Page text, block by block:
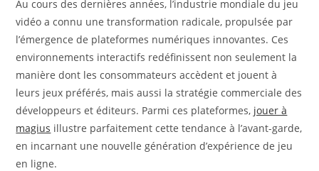
Au cours des dernières années, l’industrie mondiale du jeu
vidéo a connu une transformation radicale, propulsée par
l’émergence de plateformes numériques innovantes. Ces
environnements interactifs redéfinissent non seulement la
manière dont les consommateurs accèdent et jouent à
leurs jeux préférés, mais aussi la stratégie commerciale des
développeurs et éditeurs. Parmi ces plateformes, jouer à
magius illustre parfaitement cette tendance à l’avant-garde,
en incarnant une nouvelle génération d’expérience de jeu
en ligne.